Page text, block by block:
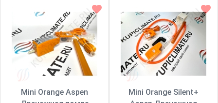
Mini Orange Aspen
Mini Orange Silent+